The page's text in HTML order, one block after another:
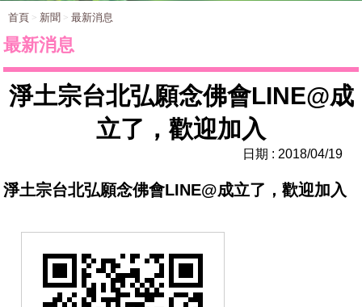
首頁 新聞 最新消息
最新消息
淨土宗台北弘願念佛會LINE@成
立了，歡迎加入
日期 : 2018/04/19
淨土宗台北弘願念佛會LINE@成立了，歡迎加入